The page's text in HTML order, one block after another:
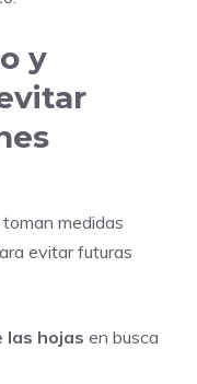
y
medidas
evitar futuras
las hojas en busca